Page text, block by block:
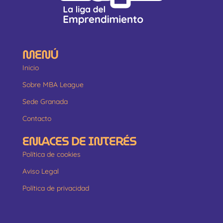
MENÚ
Inicio
Sobre MBA League
Sede Granada
Contacto
ENLACES DE INTERÉS
Política de cookies
Aviso Legal
Política de privacidad